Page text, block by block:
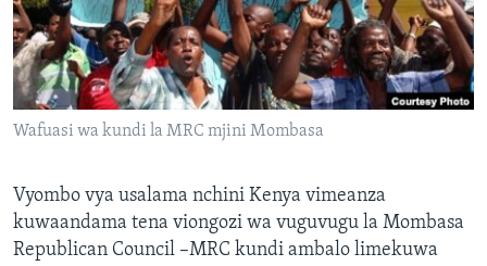
Wafuasi wa kundi la MRC mjini Mombasa
Vyombo vya usalama nchini Kenya vimeanza
kuwaandama tena viongozi wa vuguvugu la Mombasa
Republican Council –MRC kundi ambalo limekuwa